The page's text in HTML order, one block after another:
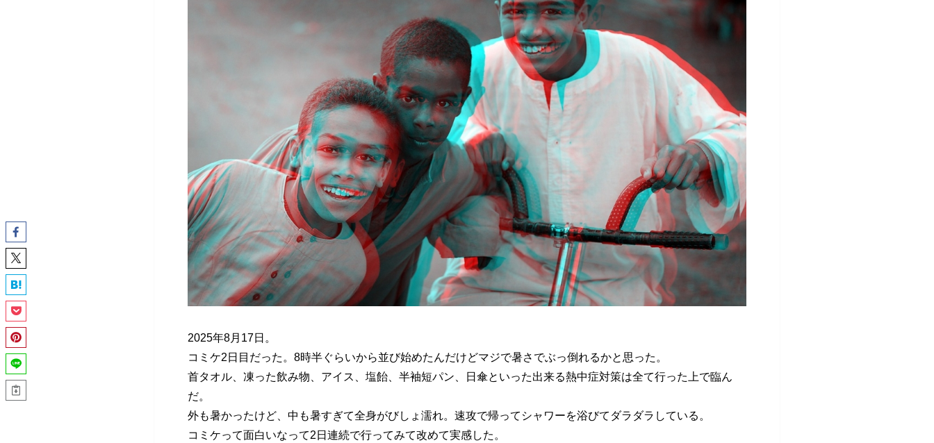
2025年8月17日。
コミケ2日目だった。8時半ぐらいから並び始めたんだけどマジで暑さでぶっ倒れるかと思った。
首タオル、凍った飲み物、アイス、塩飴、半袖短パン、日傘といった出来る熱中症対策は全て行った上で臨ん
だ。
外も暑かったけど、中も暑すぎて全身がびしょ濡れ。速攻で帰ってシャワーを浴びてダラダラしている。
コミケって面白いなって2日連続で行ってみて改めて実感した。